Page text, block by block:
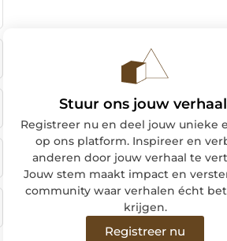
Stuur ons jouw
Registreer nu en deel jouw unieke
op ons platform. Inspireer en
anderen door jouw verhaal te
Jouw stem maakt impact en
community waar verhalen écht
krijgen.
Registreer nu